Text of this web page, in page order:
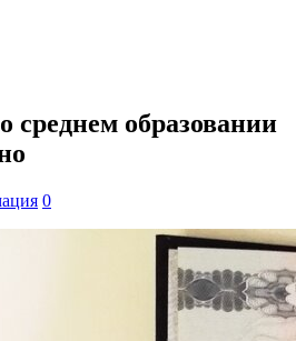
среднем образовании
0